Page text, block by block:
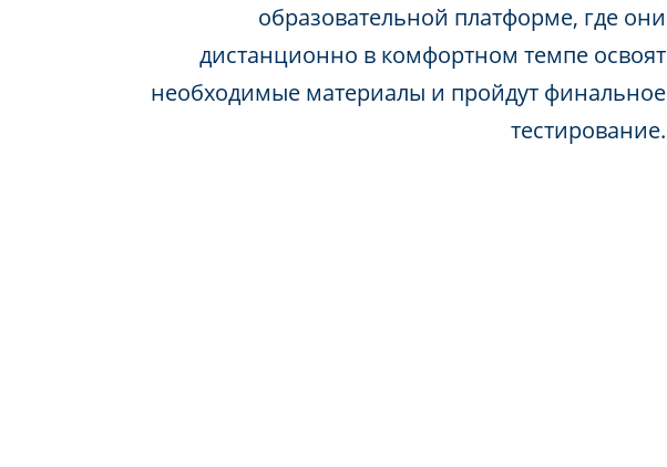
образовательной платформе, где они
дистанционно в комфортном темпе освоят
необходимые материалы и пройдут финальное
тестирование.